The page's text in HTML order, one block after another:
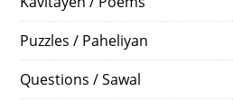
Puzzles / Paheliyan
Questions / Sawal